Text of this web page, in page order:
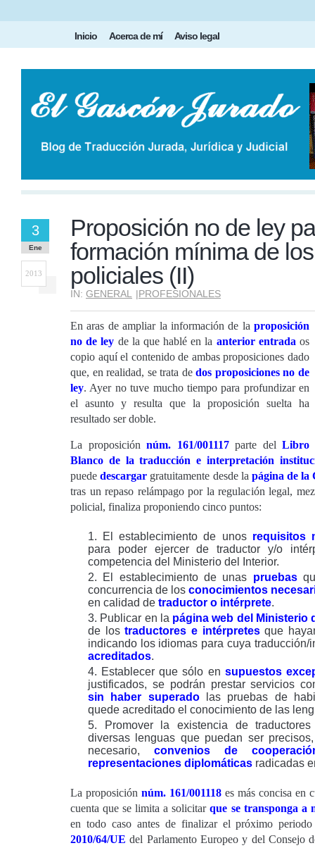
Inicio Acerca de mí Aviso legal
Proposición no de ley
formación mínima de
policiales (II)
IN: GENERAL |PROFESIONALES
3
Ene
2013
En aras de ampliar la información de la proposición
no de ley de la que hablé en la anterior entrada os
copio aquí el contenido de ambas proposiciones dado
que, en realidad, se trata dedos proposiciones no de
ley. Ayer no tuve mucho tiempo para profundizar en
el asunto y resulta que la proposición suelta ha
resultado ser doble.
La proposición núm. 161/001117parte del Libro
Blanco de la traducción e interpretación
puededescargar gratuitamente desde la página de la
tras un repaso relámpago por la regulación legal,
policial, finaliza proponiendo cinco puntos:
El establecimiento de unos requisitos
para poder ejercer de traductor y/o
competencia del Ministerio del Interior.
El establecimiento de unas pruebas
concurrencia de los conocimientos
en calidad de traductor o intérprete.
Publicar en la página web del Ministerio
de lostraductores e intérpretesque
indicando los idiomas para cuya traducción/
acreditados.
Establecer que sólo en supuestos
justificados, se podrán prestar servicios
sin haber superado
las pruebas de
quede acreditado el conocimiento de las
Promover la existencia de
diversas lenguas que puedan ser
necesario, convenios de
representaciones diplomáticas radicadas
La proposición núm. 161/001118 es más concisa en
cuenta que se limita a solicitarque se transponga a
en todo caso antes de finalizar el próximo
2010/64/UEdel Parlamento Europeo y del Consejo